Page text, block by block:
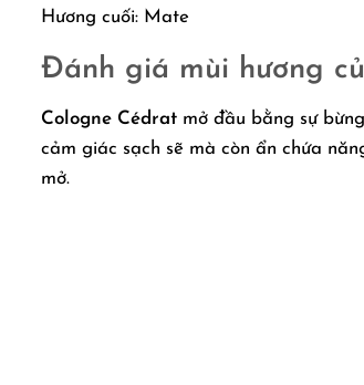
Hương cuối: Mate
Đánh giá mùi hương
Cologne Cédrat mở đầu bằng sự
cảm giác sạch sẽ mà còn ẩn chứa
mở.